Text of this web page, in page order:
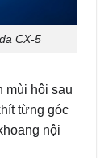
CX-5
mùi hôi sau
từng góc
nội